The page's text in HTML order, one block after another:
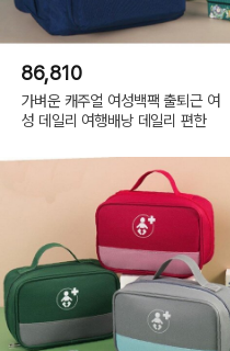
86,810
가벼운 캐주얼 여성백팩 출퇴근 여
성 데일리 여행배낭 데일리 편한